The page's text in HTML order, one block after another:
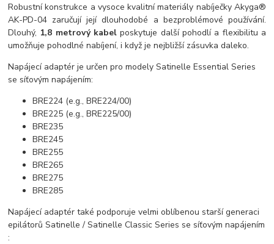
Robustní konstrukce a vysoce kvalitní materiály nabíječky Akyga®
AK-PD-04 zaručují její dlouhodobé a bezproblémové používání.
Dlouhý, 1,8 metrový kabel poskytuje další pohodlí a flexibilitu a
umožňuje pohodlné nabíjení, i když je nejbližší zásuvka daleko.
Napájecí adaptér je určen pro modely Satinelle Essential Series
se síťovým napájením:
BRE224 (e.g., BRE224/00)
BRE225 (e.g., BRE225/00)
BRE235
BRE245
BRE255
BRE265
BRE275
BRE285
Napájecí adaptér také podporuje velmi oblíbenou starší generaci
epilátorů Satinelle / Satinelle Classic Series se síťovým napájením
: